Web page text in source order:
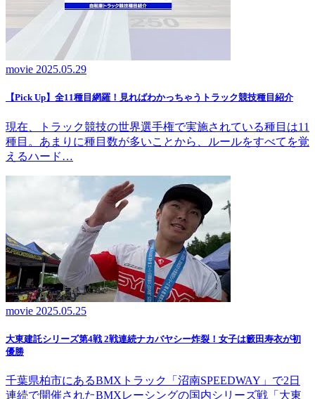
movie 2025.05.29
【Pick Up】全11種目網羅！見ればわかっちゃうトラック競技種目紹介
現在、トラック競技の世界選手権で実施されている種目は11
種目。あまりに種目数が多いことから、ルールをすべてを覚
えるハード…
movie 2025.05.25
大東建託シリーズ第4戦 2戦連続ナカバヤシー炸裂！女子は籔田寿衣が初
優勝
千葉県柏市にあるBMXトラック「沼南SPEEDWAY」で2日
連続で開催されたBMXレーシングの国内シリーズ戦「大東